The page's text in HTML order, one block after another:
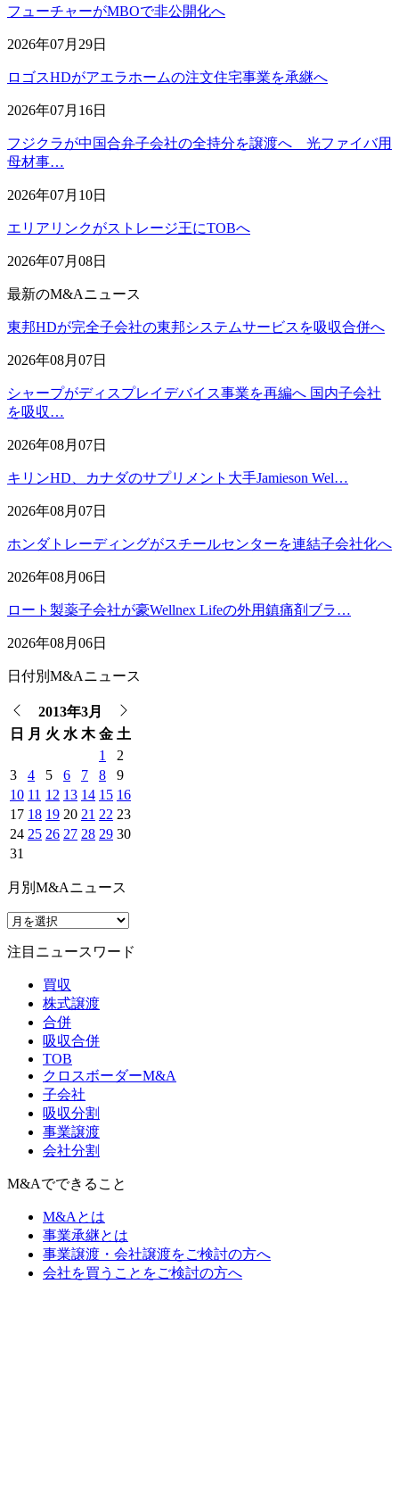
フューチャーがMBOで非公開化へ
2026年07月29日
ロゴスHDがアエラホームの注文住宅事業を承継へ
2026年07月16日
フジクラが中国合弁子会社の全持分を譲渡へ 光ファイバ用
母材事…
2026年07月10日
エリアリンクがストレージ王にTOBへ
2026年07月08日
最新のM&Aニュース
東邦HDが完全子会社の東邦システムサービスを吸収合併へ
2026年08月07日
シャープがディスプレイデバイス事業を再編へ 国内子会社
を吸収…
2026年08月07日
キリンHD、カナダのサプリメント大手Jamieson Wel…
2026年08月07日
ホンダトレーディングがスチールセンターを連結子会社化へ
2026年08月06日
ロート製薬子会社が豪Wellnex Lifeの外用鎮痛剤ブラ…
2026年08月06日
日付別M&Aニュース
2013年3月
日
月 火 水 木 金 土
1
2
3
4 5 6 7 8
9
10 11 12 13 14 15 16
17 18 19 20 21 22 23
24 25 26 27 28 29 30
31
月別M&Aニュース
注目ニュースワード
買収
株式譲渡
合併
吸収合併
TOB
クロスボーダーM&A
子会社
吸収分割
事業譲渡
会社分割
M&Aでできること
M&Aとは
事業承継とは
事業譲渡・会社譲渡をご検討の方へ
会社を買うことをご検討の方へ